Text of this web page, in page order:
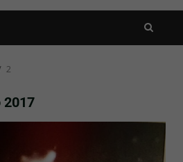
2
2017